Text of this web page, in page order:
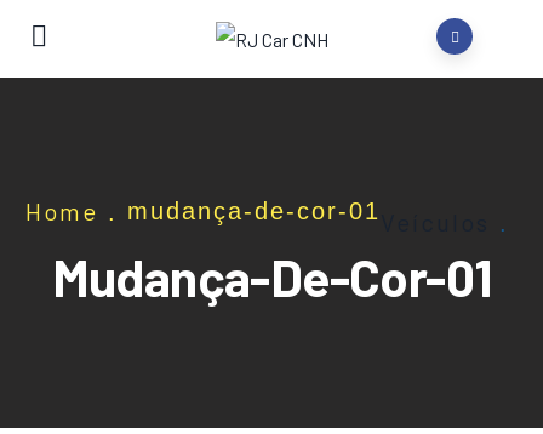
Home . .
mudança-de-cor-01
Mudança-De-Cor-01